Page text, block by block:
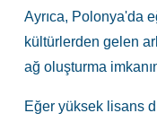
Ayrıca, Polonya'da
kültürlerden gelen
ağ oluşturma
Eğer yüksek lisans